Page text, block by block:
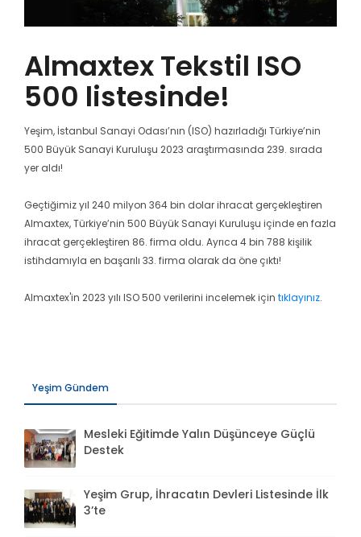
Almaxtex Tekstil ISO
500 listesinde!
Yeşim, İstanbul Sanayi Odası’nın (ISO) hazırladığı Türkiye’nin
500 Büyük Sanayi Kuruluşu 2023 araştırmasında 239. sırada
yer aldı!
Geçtiğimiz yıl 240 milyon 364 bin dolar ihracat gerçekleştiren
Almaxtex, Türkiye’nin 500 Büyük Sanayi Kuruluşu içinde en fazla
ihracat gerçekleştiren 86. firma oldu. Ayrıca 4 bin 788 kişilik
istihdamıyla en başarılı 33. firma olarak da öne çıktı!
Almaxtex'in 2023 yılı ISO 500 verilerini incelemek için tıklayınız.
Yeşim Gündem
Mesleki Eğitimde Yalın Düşünceye Güçlü
Destek
Yeşim Grup, İhracatın Devleri Listesinde İlk
3’te